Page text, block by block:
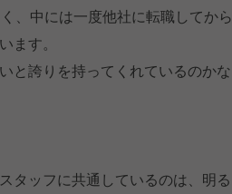
、中には一度他社に転職してか
ます。
と誇りを持ってくれているのかな
タッフに共通しているのは、明る